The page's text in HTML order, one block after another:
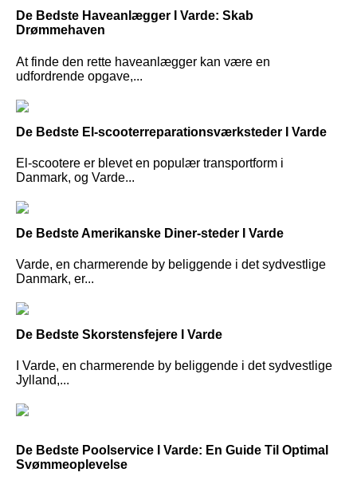
De Bedste Haveanlægger I Varde: Skab
Drømmehaven
At finde den rette haveanlægger kan være en
udfordrende opgave,...
De Bedste El-scooterreparationsværksteder I Varde
El-scootere er blevet en populær transportform i
Danmark, og Varde...
De Bedste Amerikanske Diner-steder I Varde
Varde, en charmerende by beliggende i det sydvestlige
Danmark, er...
De Bedste Skorstensfejere I Varde
I Varde, en charmerende by beliggende i det sydvestlige
Jylland,...
De Bedste Poolservice I Varde: En Guide Til Optimal
Svømmeoplevelse